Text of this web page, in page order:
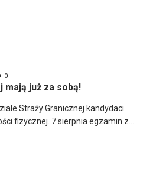
0
już za sobą!
Straży Granicznej kandydaci
fizycznej. 7 sierpnia egzamin z...